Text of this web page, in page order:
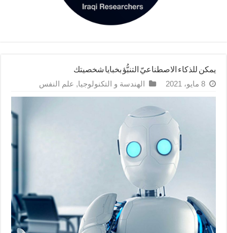
يمكن للذكاء الاصطناعيّ التنبُّؤ بخبايا شخصيتك
8 مايو، 2021 الهندسة و التكنولوجيا, علم النفس